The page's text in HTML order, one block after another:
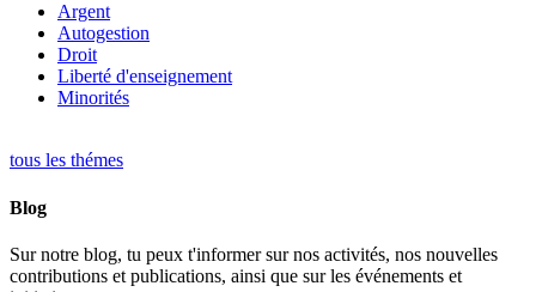
Argent
Autogestion
Droit
Liberté d'enseignement
Minorités
tous les thémes
Blog
Sur notre blog, tu peux t'informer sur nos activités, nos nouvelles
contributions et publications, ainsi que sur les événements et